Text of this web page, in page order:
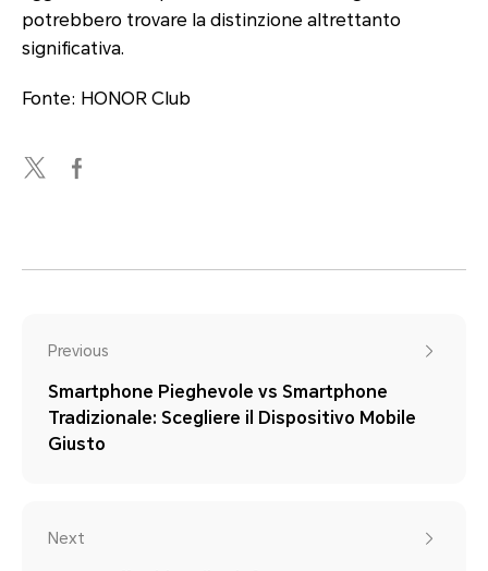
potrebbero trovare la distinzione altrettanto
significativa.
Fonte: HONOR Club
Previous
Smartphone Pieghevole vs Smartphone
Tradizionale: Scegliere il Dispositivo Mobile
Giusto
Next